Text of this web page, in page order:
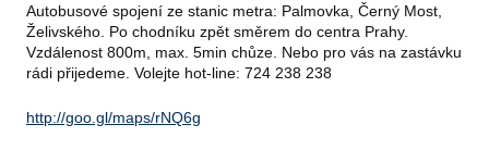
Autobusové spojení ze stanic metra: Palmovka, Černý Most,
Želivského. Po chodníku zpět směrem do centra Prahy.
Vzdálenost 800m, max. 5min chůze. Nebo pro vás na zastávku
rádi přijedeme. Volejte hot-line: 724 238 238
http://goo.gl/maps/rNQ6g